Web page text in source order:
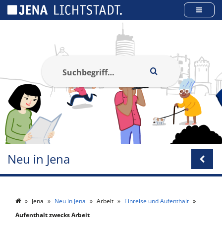
Neu in Jena
Jena Neu in Jena Arbeit
Einreise und Aufenthalt
Aufenthalt zwecks Arbeit
Cookie-Einstellungen